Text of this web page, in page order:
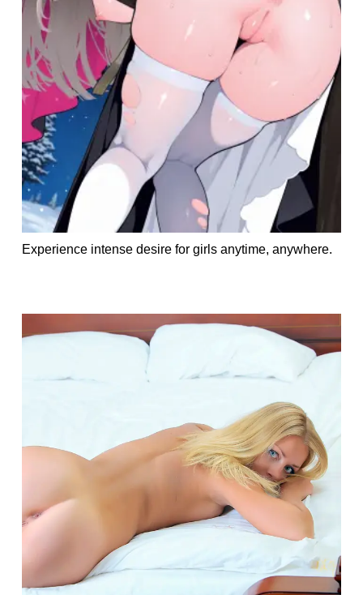
Experience intense desire for girls anytime, anywhere.